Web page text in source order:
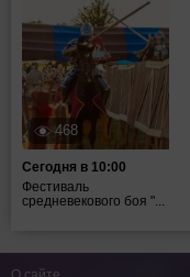
468
Сегодня в 10:00
Фестиваль
средневекового боя "...